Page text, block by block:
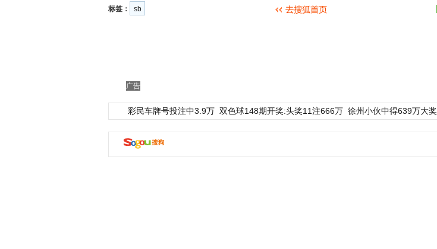
标签： sb
广告
彩民车牌号投注中3.9万 双色球148期开奖:头奖11注666万 徐州小伙中得639万大奖